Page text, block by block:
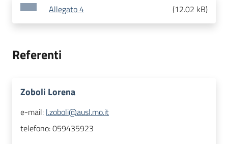
Allegato 4 (12.02 kB)
Referenti
Zoboli Lorena
e-mail: l.zoboli@ausl.mo.it
telefono:059435923